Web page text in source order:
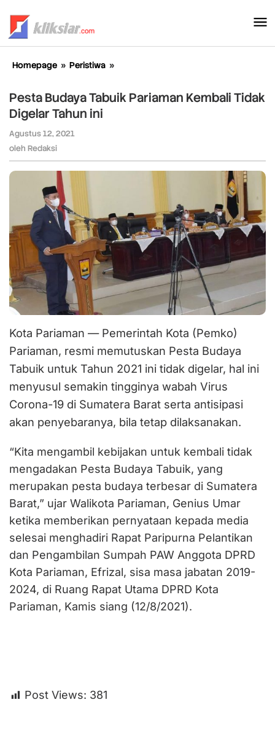
konten
Homepage » Peristiwa »
Tabuik
Pariaman
ini
Pesta Budaya Tabuik Pariaman Kembali Tidak
Digelar Tahun ini
Agustus 12, 2021
oleh Redaksi
Kota Pariaman — Pemerintah Kota (Pemko)
Pariaman, resmi memutuskan Pesta Budaya
Tabuik untuk Tahun 2021 ini tidak digelar, hal ini
menyusul semakin tingginya wabah Virus
Corona-19 di Sumatera Barat serta antisipasi
akan penyebaranya, bila tetap dilaksanakan.
“Kita mengambil kebijakan untuk kembali tidak
mengadakan Pesta Budaya Tabuik, yang
merupakan pesta budaya terbesar di Sumatera
Barat,” ujar Walikota Pariaman, Genius Umar
ketika memberikan pernyataan kepada media
selesai menghadiri Rapat Paripurna Pelantikan
dan Pengambilan Sumpah PAW Anggota DPRD
Kota Pariaman, Efrizal, sisa masa jabatan 2019-
2024, di Ruang Rapat Utama DPRD Kota
Pariaman, Kamis siang (12/8/2021).
Post Views: 381